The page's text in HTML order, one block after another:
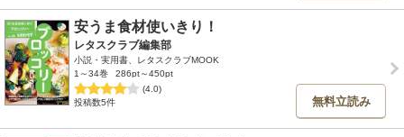
安うま食材使いきり！
レタスクラブ編集部
小説・実用書、レタスクラブMOOK
1～34巻
286pt～450pt
(4.0)
投稿数5件
無料立読み